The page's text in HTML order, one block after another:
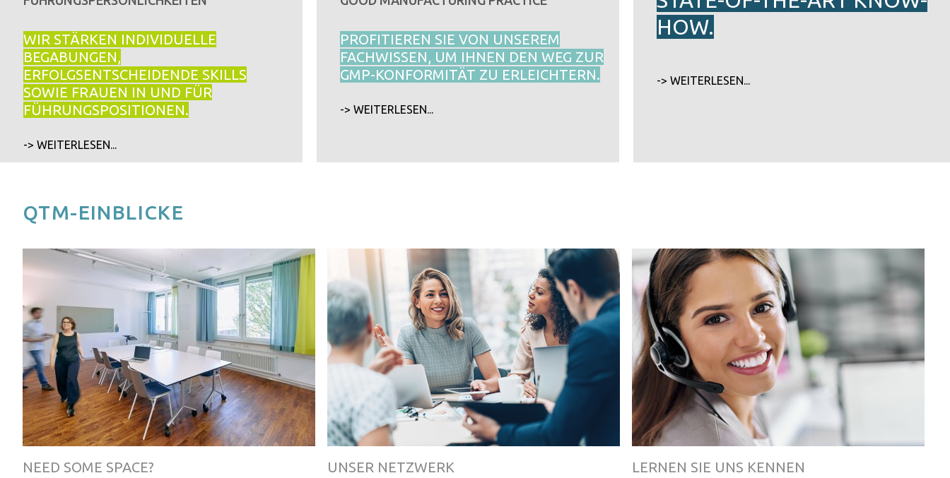
WIR STÄRKEN INDIVIDUELLE
BEGABUNGEN,
ERFOLGSENTSCHEIDENDE SKILLS
SOWIE FRAUEN IN UND FÜR
FÜHRUNGSPOSITIONEN.
-> WEITERLESEN...
PROFITIEREN SIE VON UNSEREM
FACHWISSEN, UM IHNEN DEN WEG ZUR
GMP-KONFORMITÄT ZU ERLEICHTERN.
-> WEITERLESEN...
HOW.
-> WEITERLESEN...
QTM-EINBLICKE
NEED SOME SPACE? UNSER NETZWERK LERNEN SIE UNS KENNEN